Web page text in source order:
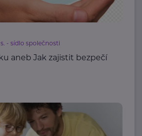
- sídlo společnosti
aneb Jak zajistit bezpečí